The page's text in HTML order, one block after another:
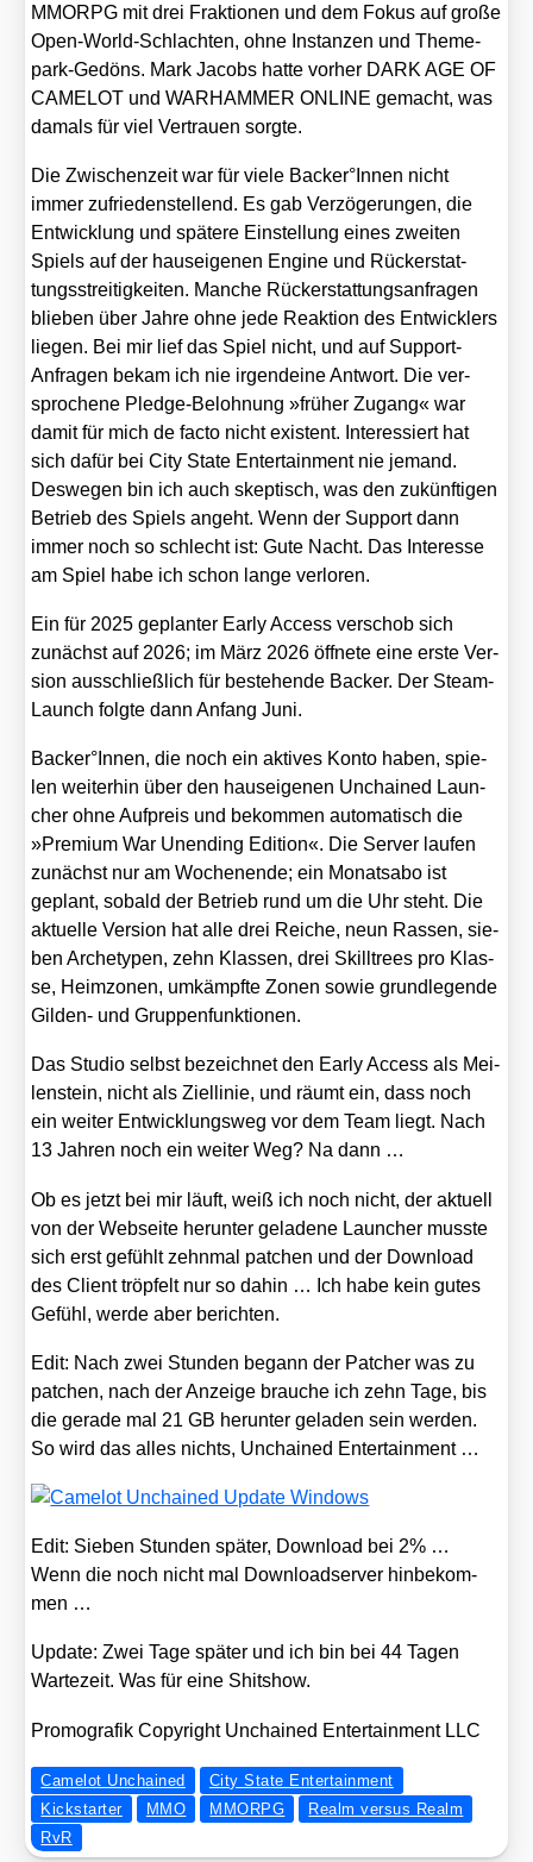
MMORPG mit drei Frak­tio­nen und dem Fokus auf gro­ße
Open-World-Schlach­ten, ohne Instan­zen und Theme­
park-Gedöns. Mark Jacobs hat­te vor­her DARK AGE OF
CAMELOT und WARHAMMER ONLINE gemacht, was
damals für viel Ver­trau­en sorg­te.
Die Zwi­schen­zeit war für vie­le Backer°Innen nicht
immer zufrie­den­stel­lend. Es gab Ver­zö­ge­run­gen, die
Ent­wick­lung und spä­te­re Ein­stel­lung eines zwei­ten
Spiels auf der haus­ei­ge­nen Engi­ne und Rück­erstat­
tungs­strei­tig­kei­ten. Man­che Rück­erstat­tungs­an­fra­gen
blie­ben über Jah­re ohne jede Reak­ti­on des Ent­wick­lers
lie­gen. Bei mir lief das Spiel nicht, und auf Sup­port-
Anfra­gen bekam ich nie irgend­ei­ne Ant­wort. Die ver­
spro­che­ne Pledge-Beloh­nung »frü­her Zugang« war
damit für mich de fac­to nicht exis­tent. Inter­es­siert hat
sich dafür bei City Sta­te Enter­tain­ment nie jemand.
Des­we­gen bin ich auch skep­tisch, was den zukünf­ti­gen
Betrieb des Spiels angeht. Wenn der Sup­port dann
immer noch so schlecht ist: Gute Nacht. Das Inter­es­se
am Spiel habe ich schon lan­ge ver­lo­ren.
Ein für 2025 geplan­ter Ear­ly Access ver­schob sich
zunächst auf 2026; im März 2026 öff­ne­te eine ers­te Ver­
si­on aus­schließ­lich für bestehen­de Back­er. Der Steam-
Launch folg­te dann Anfang Juni.
Backer°Innen, die noch ein akti­ves Kon­to haben, spie­
len wei­ter­hin über den haus­ei­ge­nen Unchai­ned Laun­
cher ohne Auf­preis und bekom­men auto­ma­tisch die
»Pre­mi­um War Unen­ding Edi­ti­on«. Die Ser­ver lau­fen
zunächst nur am Wochen­en­de; ein Monats­abo ist
geplant, sobald der Betrieb rund um die Uhr steht. Die
aktu­el­le Ver­si­on hat alle drei Rei­che, neun Ras­sen, sie­
ben Arche­ty­pen, zehn Klas­sen, drei Skill­trees pro Klas­
se, Heim­zo­nen, umkämpf­te Zonen sowie grund­le­gen­de
Gil­den- und Grup­pen­funk­tio­nen.
Das Stu­dio selbst bezeich­net den Ear­ly Access als Mei­
len­stein, nicht als Ziel­li­nie, und räumt ein, dass noch
ein wei­ter Ent­wick­lungs­weg vor dem Team liegt. Nach
13 Jah­ren noch ein wei­ter Weg? Na dann …
Ob es jetzt bei mir läuft, weiß ich noch nicht, der aktu­ell
von der Web­sei­te her­un­ter gela­de­ne Laun­cher muss­te
sich erst gefühlt zehn­mal patchen und der Down­load
des Cli­ent tröp­felt nur so dahin … Ich habe kein gutes
Gefühl, wer­de aber berich­ten.
Edit: Nach zwei Stun­den begann der Patcher was zu
patchen, nach der Anzei­ge brau­che ich zehn Tage, bis
die gera­de mal 21 GB her­un­ter gela­den sein wer­den.
So wird das alles nichts, Unchai­ned Enter­tain­ment …
Edit: Sie­ben Stun­den spä­ter, Down­load bei 2% …
Wenn die noch nicht mal Down­load­ser­ver hin­be­kom­
men …
Update: Zwei Tage spä­ter und ich bin bei 44 Tagen
War­te­zeit. Was für eine Shit­show.
Pro­mo­gra­fik Copy­right Unchai­ned Enter­tain­ment LLC
Camelot Unchained
City State Entertainment
Kickstarter
MMO MMORPG
Realm versus Realm
RvR